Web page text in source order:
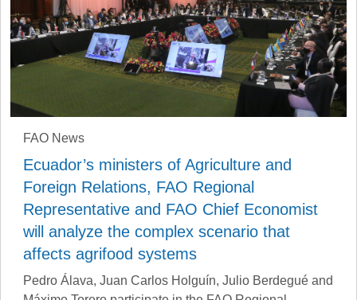
FAO News
Ecuador’s ministers of Agriculture and
Foreign Relations, FAO Regional
Representative and FAO Chief Economist
will analyze the complex scenario that
affects agrifood systems
Pedro Álava, Juan Carlos Holguín, Julio Berdegué and